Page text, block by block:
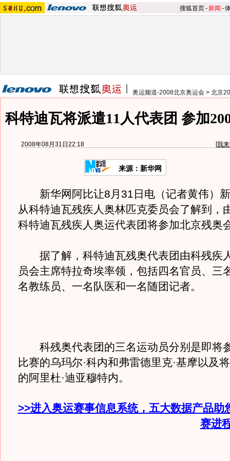
搜狐首页-新闻 -
奥运频道-2008北京奥运会 > 北京
科特迪瓦将派遣11人代表团 参加
2008年08月31日22:18 [我
来源：新华网
新华网阿比让8月31日电（记者黄伟）
从科特迪瓦残疾人奥林匹克委员会了解到，
科特迪瓦残疾人奥运代表团将参加北京残奥
据了解，科特迪瓦残奥代表团由科残疾
员会主席特拉奇埃率领，包括四名官员、三
名教练员、一名队医和一名随团记者。
科残奥代表团的三名运动员分别是即将
比赛的乌玛尔·科内和弗雷德里克·基摩以及
的阿里杜·迪亚穆特内。
>>进入奥运赛事信息系统，五大数据产品助
赛进